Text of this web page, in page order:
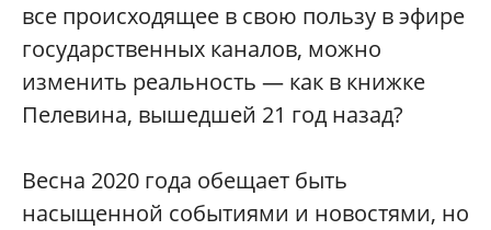
все происходящее в свою пользу в эфире
государственных каналов, можно
изменить реальность — как в книжке
Пелевина, вышедшей 21 год назад?
Весна 2020 года обещает быть
насыщенной событиями и новостями, но